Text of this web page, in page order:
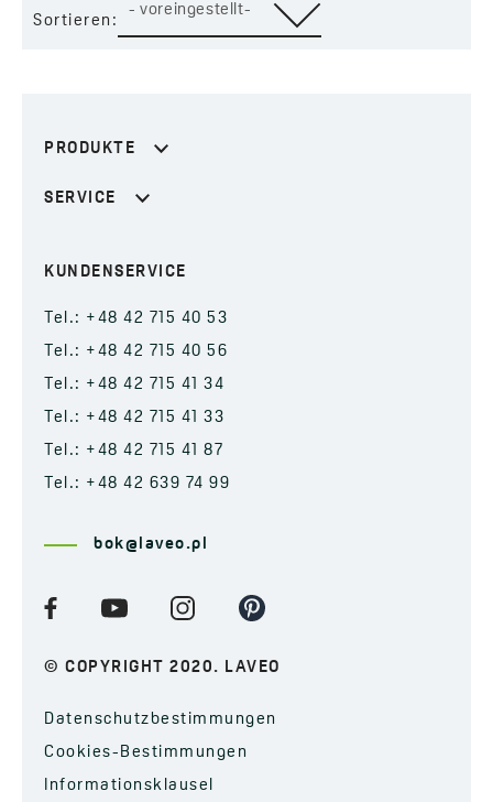
Sortieren:
- voreingestellt-
PRODUKTE
SERVICE
KUNDENSERVICE
Tel.: +48 42 715 40 53
Tel.: +48 42 715 40 56
Tel.: +48 42 715 41 34
Tel.: +48 42 715 41 33
Tel.: +48 42 715 41 87
Tel.: +48 42 639 74 99
bok@laveo.pl
© COPYRIGHT 2020. LAVEO
Datenschutzbestimmungen
Cookies-Bestimmungen
Informationsklausel